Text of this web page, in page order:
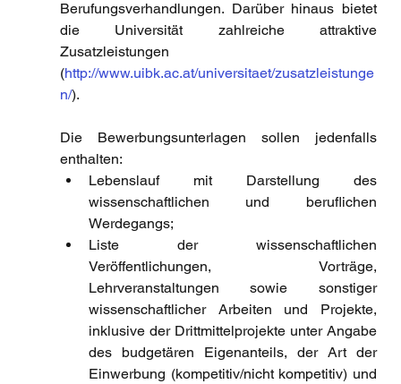
Berufungsverhandlungen. Darüber hinaus bietet
die Universität zahlreiche attraktive
Zusatzleistungen
(http://www.uibk.ac.at/universitaet/zusatzleistunge
n/).
Die Bewerbungsunterlagen sollen jedenfalls
enthalten:
Lebenslauf mit Darstellung des
wissenschaftlichen und beruflichen
Werdegangs;
Liste der wissenschaftlichen
Veröffentlichungen, Vorträge,
Lehrveranstaltungen sowie sonstiger
wissenschaftlicher Arbeiten und Projekte,
inklusive der Drittmittelprojekte unter Angabe
des budgetären Eigenanteils, der Art der
Einwerbung (kompetitiv/nicht kompetitiv) und